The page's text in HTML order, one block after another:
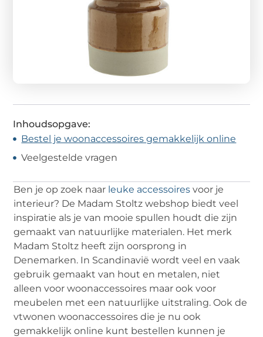
Inhoudsopgave:
Bestel je woonaccessoires gemakkelijk online
Veelgestelde vragen
Ben je op zoek naar leuke accessoires voor je
interieur? De Madam Stoltz webshop biedt veel
inspiratie als je van mooie spullen houdt die zijn
gemaakt van natuurlijke materialen. Het merk
Madam Stoltz heeft zijn oorsprong in
Denemarken. In Scandinavië wordt veel en vaak
gebruik gemaakt van hout en metalen, niet
alleen voor woonaccessoires maar ook voor
meubelen met een natuurlijke uitstraling. Ook de
vtwonen woonaccessoires die je nu ook
gemakkelijk online kunt bestellen kunnen je